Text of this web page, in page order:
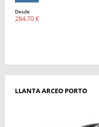
Desde
284,70 €
LLANTA ARCEO PORTO